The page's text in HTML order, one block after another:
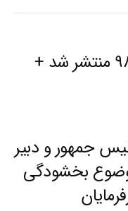
جمهور و دبیر
بخشودگی
متن کامل لایحه بودجه ۹۸ منتشر شد +